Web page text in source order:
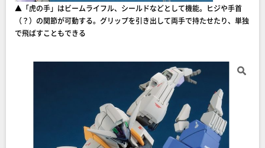
▲「虎の手」はビームライフル、シールドなどとして機能。ヒジや手首
（？）の関節が可動する。グリップを引き出して両手で持たせたり、単独
で飛ばすこともできる